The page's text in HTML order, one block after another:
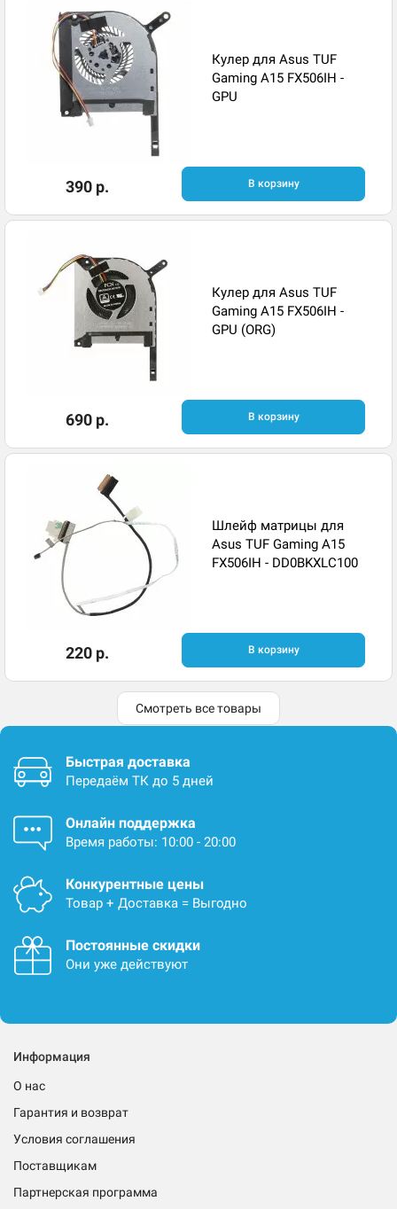
Кулер для Asus TUF
Gaming A15 FX506IH -
GPU
390 р. В корзину
Кулер для Asus TUF
Gaming A15 FX506IH -
GPU (ORG)
690 р. В корзину
Шлейф матрицы для
Asus TUF Gaming A15
FX506IH - DD0BKXLC100
220 р. В корзину
Смотреть все товары
Быстрая доставка
Передаём ТК до 5 дней
Онлайн поддержка
Время работы: 10:00 - 20:00
Конкурентные цены
Товар + Доставка = Выгодно
Постоянные скидки
Они уже действуют
Информация
О нас
Гарантия и возврат
Условия соглашения
Поставщикам
Партнерская программа